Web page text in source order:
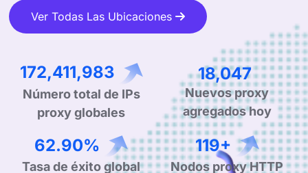
Ver Todas Las Ubicaciones
267,958,233
Número total de IPs
proxy globales
28,049
Nuevos proxy
agregados hoy
99.90%
Tasa de éxito global
190+
Nodos proxy HTTP